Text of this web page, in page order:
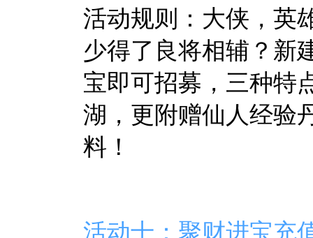
活动规则：大侠，英
少得了良将相辅？新
宝即可招募，三种特
湖，更附赠仙人经验
料！
活动十：聚财进宝充